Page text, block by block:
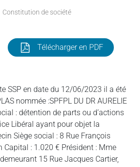
Constitution de société
Télécharger en PDF
SSP en date du 12/06/2023 il a été
nommée :SPFPL DU DR AURELIE
: détention de parts ou d’actions
Libéral ayant pour objet la
Siège social : 8 Rue François
Capital : 1.020 € Président : Mme
15 Rue Jacques Cartier,